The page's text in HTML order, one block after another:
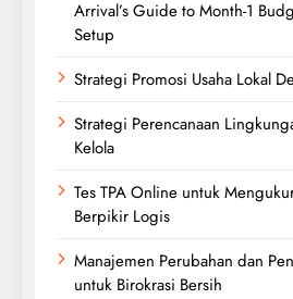
Arrival’s Guide to Month-1
Setup
Strategi Promosi Usaha Lokal
Strategi Perencanaan
Kelola
Tes TPA Online untuk
Berpikir Logis
Manajemen Perubahan dan
untuk Birokrasi Bersih